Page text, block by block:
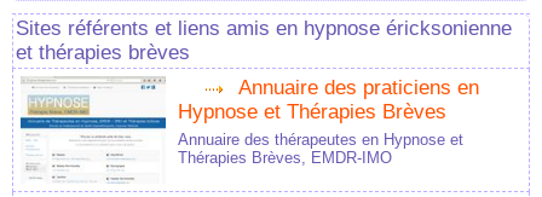
Sites référents et liens amis en hypnose éricksonienne
et thérapies brèves
Annuaire des praticiens en
Hypnose et Thérapies Brèves
Annuaire des thérapeutes en Hypnose et
Thérapies Brèves, EMDR-IMO